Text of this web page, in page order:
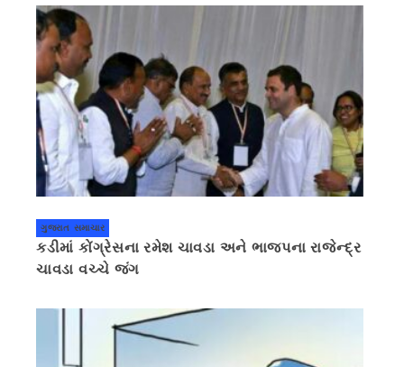
ગુજરાત સમાચાર
કડીમાં કોંગ્રેસના રમેશ ચાવડા અને ભાજપના રાજેન્દ્ર
ચાવડા વચ્ચે જંગ